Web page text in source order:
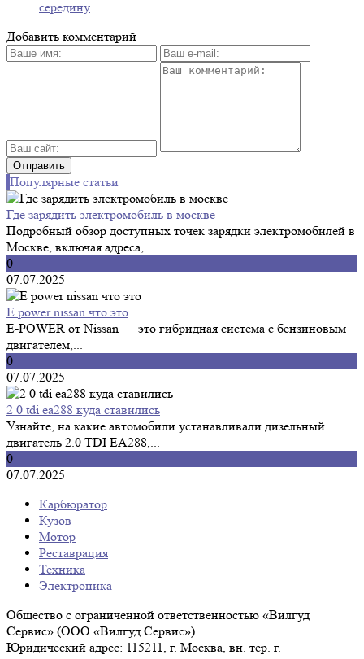
середину
Добавить комментарий
Популярные статьи
Где зарядить электромобиль в москве
Подробный обзор доступных точек зарядки электромобилей в
Москве, включая адреса,...
0
07.07.2025
E power nissan что это
E-POWER от Nissan — это гибридная система с бензиновым
двигателем,...
0
07.07.2025
2 0 tdi ea288 куда ставились
Узнайте, на какие автомобили устанавливали дизельный
двигатель 2.0 TDI EA288,...
0
07.07.2025
Карбюратор
Кузов
Мотор
Реставрация
Техника
Электроника
Общество с ограниченной ответственностью «Вилгуд
Сервис» (ООО «Вилгуд Сервис»)
Юридический адрес: 115211, г. Москва, вн. тер. г.